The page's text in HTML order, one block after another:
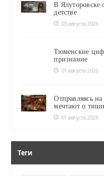
В Ялуторовске
детстве
03 августа 2026
Тюменские
признание
01 августа 2026
Отправляясь
мечтают о
01 августа 2026
Теги